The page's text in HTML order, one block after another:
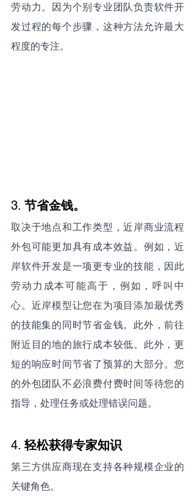
劳动力。因为个别专业团队负责软件开
发过程的每个步骤，这种方法允许最大
程度的专注。
3. 节省金钱。
取决于地点和工作类型，近岸商业流程
外包可能更加具有成本效益。例如，近
岸软件开发是一项更专业的技能，因此
劳动力成本可能高于，例如，呼叫中
心。近岸模型让您在为项目添加最优秀
的技能集的同时节省金钱。此外，前往
附近目的地的旅行成本较低。此外，更
短的响应时间节省了预算的大部分。您
的外包团队不必浪费付费时间等待您的
指导，处理任务或处理错误问题。
4. 轻松获得专家知识
第三方供应商现在支持各种规模企业的
关键角色。